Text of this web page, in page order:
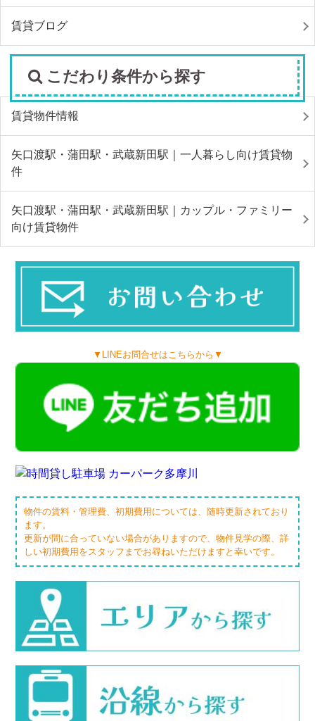
賃貸ブログ
こだわり条件から探す
賃貸物件情報
矢口渡駅・蒲田駅・武蔵新田駅｜一人暮らし向け賃貸物
件
矢口渡駅・蒲田駅・武蔵新田駅｜カップル・ファミリー
向け賃貸物件
▼LINEお問合せはこちらから▼
物件の賃料・管理費、初期費用については、随時更新されており
ます。
更新が間に合っていない場合がありますので、物件見学の際、詳
しい初期費用をスタッフまでお尋ねいただけますと幸いです。